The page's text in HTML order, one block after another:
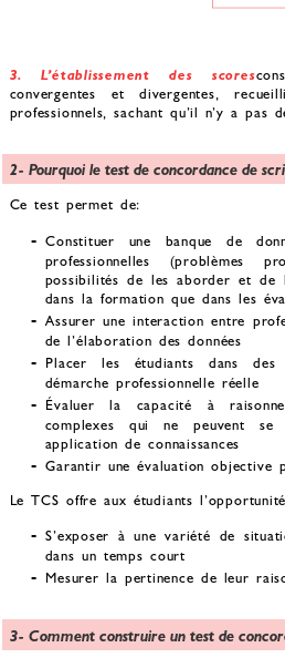
3. L’établissement des scores
convergentes et divergentes,
professionnels, sachant qu’il n’y a pas
2- Pourquoi le test de concordance de
Ce test permet de:
Constituer une banque de
professionnelles (problèmes
possibilités de les aborder et de
dans la formation que dans les
Assurer une interaction entre
de l’élaboration des données
Placer les étudiants dans
démarche professionnelle réelle
Évaluer la capacité à
complexes qui ne peuvent
application de connaissances
Garantir une évaluation objective
Le TCS offre aux étudiants
S’exposer à une variété de
dans un temps court
Mesurer la pertinence de leur
3- Comment construire un test de